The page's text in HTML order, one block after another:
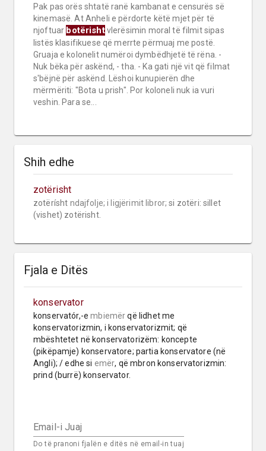
Pak pas orës shtatë ranë kambanat e censurës së
kinemasë. At Anheli e përdorte këtë mjet për të
njoftuar botërishtvlerësimin moral të filmit sipas
listës klasifikuese që merrte përmuaj me postë.
Gruaja e kolonelit numëroi dymbëdhjetë të rëna. -
Nuk bëka për askënd, - tha. - Ka gati një vit që filmat
s'bëjnë për askënd. Lëshoi kunupierën dhe
mërmëriti: "Bota u prish". Por koloneli nuk ia vuri
veshin. Para se...
Shih edhe
zotërisht
zotërísht ndajfolje; i ligjërimit libror; si zotëri: sillet
(vishet) zotërisht.
Fjala e Ditës
konservator
konservatór,-e mbiemër që lidhet me
konservatorizmin, i konservatorizmit; që
mbështetet në konservatorizëm: koncepte
(pikëpamje) konservatore; partia konservatore (në
Angli); / edhe si emër, që mbron konservatorizmin:
prind (burrë) konservator.
Email-i Juaj
Do të pranoni fjalën e ditës në email-in tuaj